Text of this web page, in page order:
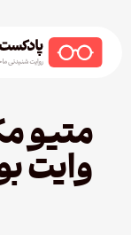
متیو
وایت